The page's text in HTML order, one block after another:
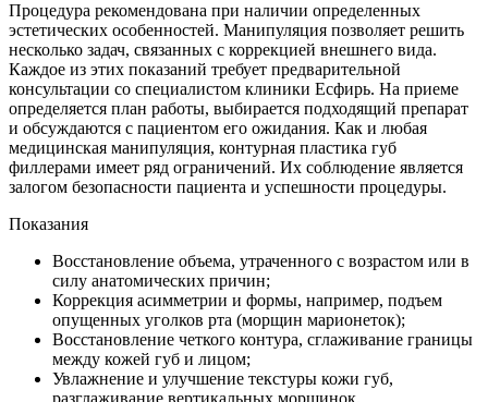
Процедура рекомендована при наличии определенных
эстетических особенностей. Манипуляция позволяет решить
несколько задач, связанных с коррекцией внешнего вида.
Каждое из этих показаний требует предварительной
консультации со специалистом клиники Есфирь. На приеме
определяется план работы, выбирается подходящий препарат
и обсуждаются с пациентом его ожидания. Как и любая
медицинская манипуляция, контурная пластика губ
филлерами имеет ряд ограничений. Их соблюдение является
залогом безопасности пациента и успешности процедуры.
Показания
Восстановление объема, утраченного с возрастом или в
силу анатомических причин;
Коррекция асимметрии и формы, например, подъем
опущенных уголков рта (морщин марионеток);
Восстановление четкого контура, сглаживание границы
между кожей губ и лицом;
Увлажнение и улучшение текстуры кожи губ,